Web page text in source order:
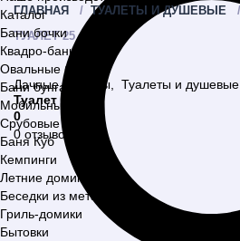
Каталог
Бани бочки
Квадро-бани
Овальные бани
Бани бунгало
Мобильные бани
Срубовые бани
Баня Куб
Кемпинги
Летние домики
Беседки из металла
Гриль-домики
Бытовки
ГЛАВНАЯ ТУАЛЕТЫ И ДУШЕВЫЕ
ТУАЛЕТ 25
Дачные туалеты
Туалеты и душевые
Туалет 25
0
0 отзывов